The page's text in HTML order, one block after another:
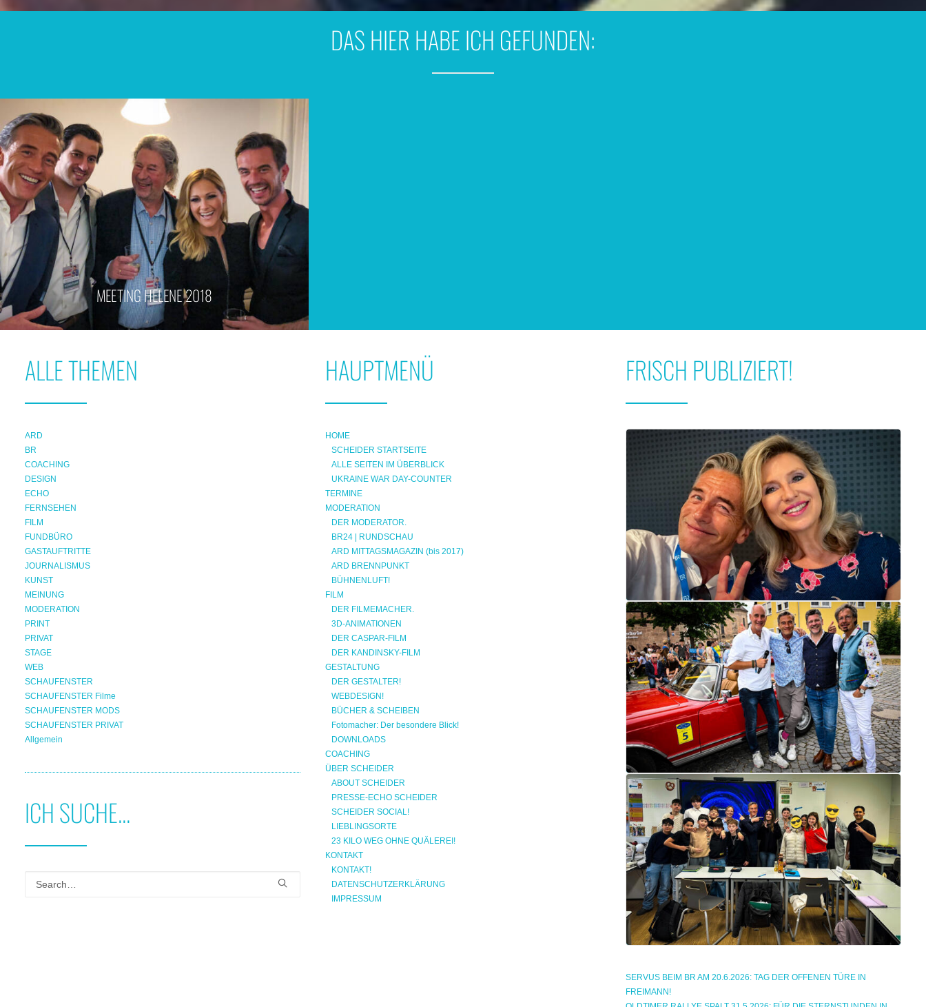
DAS HIER HABE ICH GEFUNDEN:
MEETING HELENE 2018
ALLE THEMEN
ARD
BR
COACHING
DESIGN
ECHO
FERNSEHEN
FILM
FUNDBÜRO
GASTAUFTRITTE
JOURNALISMUS
KUNST
MEINUNG
MODERATION
PRINT
PRIVAT
STAGE
WEB
SCHAUFENSTER
SCHAUFENSTER Filme
SCHAUFENSTER MODS
SCHAUFENSTER PRIVAT
Allgemein
ICH SUCHE...
HAUPTMENÜ
HOME
SCHEIDER STARTSEITE
ALLE SEITEN IM ÜBERBLICK
UKRAINE WAR DAY-COUNTER
TERMINE
MODERATION
DER MODERATOR.
BR24 | RUNDSCHAU
ARD MITTAGSMAGAZIN (bis 2017)
ARD BRENNPUNKT
BÜHNENLUFT!
FILM
DER FILMEMACHER.
3D-ANIMATIONEN
DER CASPAR-FILM
DER KANDINSKY-FILM
GESTALTUNG
DER GESTALTER!
WEBDESIGN!
BÜCHER & SCHEIBEN
Fotomacher: Der besondere Blick!
DOWNLOADS
COACHING
ÜBER SCHEIDER
ABOUT SCHEIDER
PRESSE-ECHO SCHEIDER
SCHEIDER SOCIAL!
LIEBLINGSORTE
23 KILO WEG OHNE QUÄLEREI!
KONTAKT
KONTAKT!
DATENSCHUTZERKLÄRUNG
IMPRESSUM
FRISCH PUBLIZIERT!
SERVUS BEIM BR AM 20.6.2026: TAG DER OFFENEN TÜRE IN
FREIMANN!